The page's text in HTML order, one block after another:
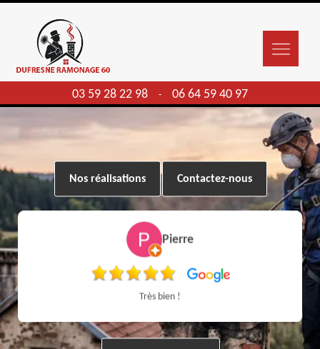
03 59 28 22 98 - 06 64 59 40 97
Nos réalisations Contactez-nous
Pierre
Très bien !